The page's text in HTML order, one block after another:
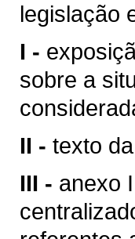
legislação
I -
sobre a
II - texto
III - anexo